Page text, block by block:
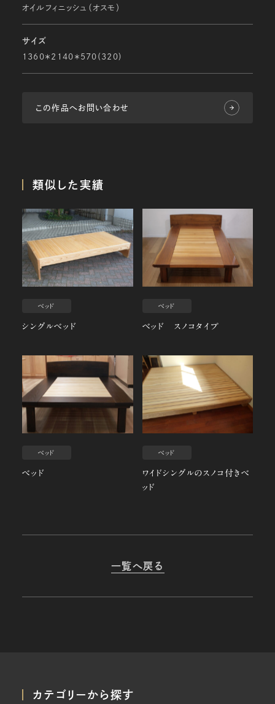
オイルフィニッシュ（オスモ）
サイズ
1360＊2140＊570(320)
この作品へお問い合わせ
類似した実績
ベッド
シングルベッド
ベッド
ベッド スノコタイプ
ベッド
ベッド
ベッド
ワイドシングルのスノコ付きベ
ッド
一覧へ戻る
カテゴリーから探す